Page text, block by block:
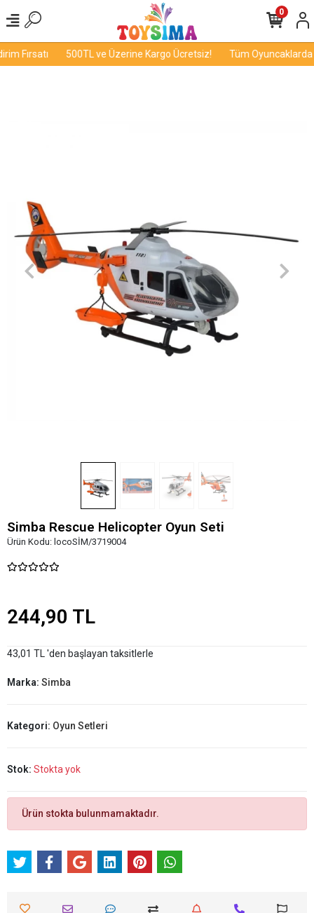
Fırsatı 500TL ve Üzerine Kargo Ücretsiz! Tüm Oyuncaklarda
0
Simba Rescue Helicopter Oyun Seti
Ürün Kodu: locoSİM/3719004
244,90 TL
43,01 TL 'den başlayan taksitlerle
Marka: Simba
Kategori: Oyun Setleri
Stok: Stokta yok
Ürün stokta bulunmamaktadır.